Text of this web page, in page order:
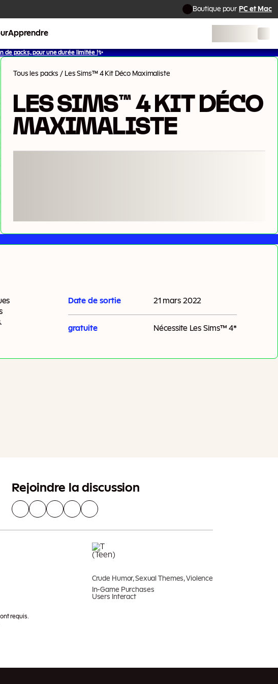
Boutique pour PC et Mac
Apprendre
de packs, pour une durée limitée !✨
Tous les packs / Les Sims™ 4 Kit Déco Maximaliste
LES SIMS™ 4 KIT DÉCO
MAXIMALISTE
Date de sortie 21 mars 2022
gratuite Nécessite Les Sims™ 4*
Rejoindre la discussion
Crude Humor, Sexual Themes, Violence
In-Game Purchases
Users Interact
requis.